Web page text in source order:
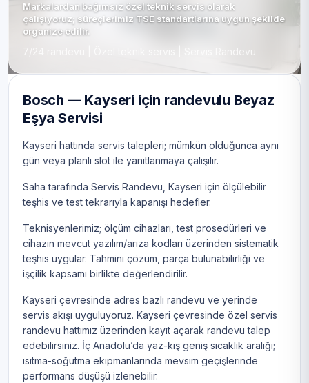
Markalardan bağımsız özel teknik servis olarak
çalışıyoruz; süreçlerimiz TSE standartlarına uygun şekilde
organize edilir.
7/24 randevu | Özel teknik servis | Servis Randevu
Bosch — Kayseri için randevulu Beyaz
Eşya Servisi
Kayseri hattında servis talepleri; mümkün olduğunca aynı
gün veya planlı slot ile yanıtlanmaya çalışılır.
Saha tarafında Servis Randevu, Kayseri için ölçülebilir
teşhis ve test tekrarıyla kapanışı hedefler.
Teknisyenlerimiz; ölçüm cihazları, test prosedürleri ve
cihazın mevcut yazılım/arıza kodları üzerinden sistematik
teşhis uygular. Tahmini çözüm, parça bulunabilirliği ve
işçilik kapsamı birlikte değerlendirilir.
Kayseri çevresinde adres bazlı randevu ve yerinde
servis akışı uyguluyoruz. Kayseri çevresinde özel servis
randevu hattımız üzerinden kayıt açarak randevu talep
edebilirsiniz. İç Anadolu’da yaz-kış geniş sıcaklık aralığı;
ısıtma-soğutma ekipmanlarında mevsim geçişlerinde
performans düşüşü izlenebilir.